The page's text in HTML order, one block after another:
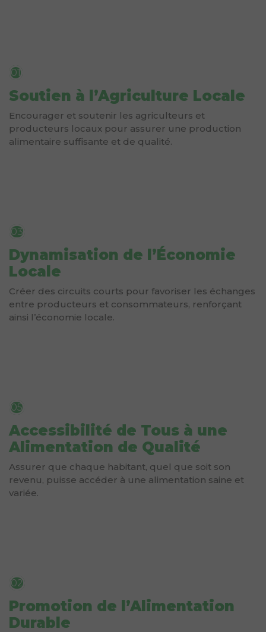
01
Soutien à l’Agriculture Locale
Encourager et soutenir les agriculteurs et
producteurs locaux pour assurer une production
alimentaire suffisante et de qualité.
03
Dynamisation de l’Économie
Locale
Créer des circuits courts pour favoriser les échanges
entre producteurs et consommateurs, renforçant
ainsi l’économie locale.
05
Accessibilité de Tous à une
Alimentation de Qualité
Assurer que chaque habitant, quel que soit son
revenu, puisse accéder à une alimentation saine et
variée.
02
Promotion de l’Alimentation
Durable